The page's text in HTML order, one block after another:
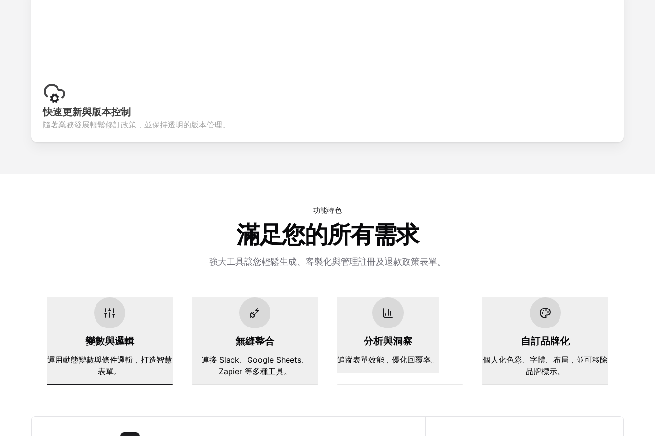
快速更新與版本控制
隨著業務發展輕鬆修訂政策，並保持透明的版本管理。
功能特色
滿足您的所有需求
強大工具讓您輕鬆生成、客製化與管理註冊及退款政策表單。
變數與邏輯
運用動態變數與條件邏輯，打造智慧
表單。
無縫整合
連接 Slack、Google Sheets、
Zapier 等多種工具。
分析與洞察
追蹤表單效能，優化回覆率。
自訂品牌化
個人化色彩、字體、布局，並可移除
品牌標示。